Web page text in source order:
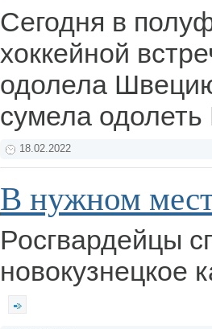
Сегодня в
хоккейной
одолела
сумела
18.02.2022
В нужном
Росгвардейцы
новокузнецкое